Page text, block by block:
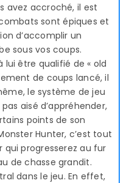
avez accroché, il est
sont épiques et
d’accomplir un
sous vos coups.
être qualifié de « old
de coups lancé, il
le système de jeu
aisé d’appréhender,
points de son
Hunter, c’est tout
progresserez au fur
de chasse grandit.
dans le jeu. En effet,